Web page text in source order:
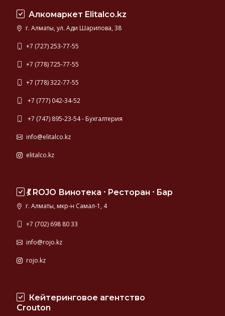
Алкомаркет Elitalco.kz
г. Алматы, ул. Ади Шарипова, 38
+7 (727) 253-77-55
+7 (778) 725-77-55
+7 (778) 322-77-55
+7 (777) 042-34-52
+7 (747) 895-23-54 - Бухгалтерия
info@elitalco.kz
elitalco.kz
💃 ROJO Винотека ⸱ Ресторан ⸱ Бар
г. Алматы, мкр-н Самал-1, 4
+7 (702) 698 80 33
info@rojo.kz
rojo.kz
Кейтеринговое агентство
Crouton